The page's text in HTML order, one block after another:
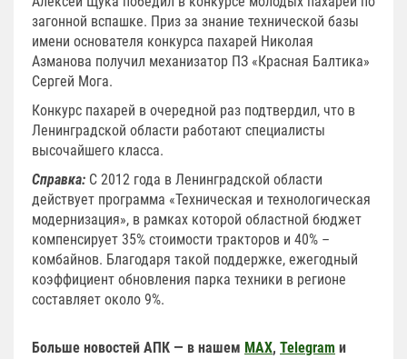
загонной вспашке. Приз за знание технической базы
имени основателя конкурса пахарей Николая
Азманова получил механизатор ПЗ «Красная Балтика»
Сергей Мога.
Конкурс пахарей в очередной раз подтвердил, что в
Ленинградской области работают специалисты
высочайшего класса.
Справка: С 2012 года в Ленинградской области
действует программа «Техническая и технологическая
модернизация», в рамках которой областной бюджет
компенсирует 35% стоимости тракторов и 40% –
комбайнов. Благодаря такой поддержке, ежегодный
коэффициент обновления парка техники в регионе
составляет около 9%.
Больше новостей АПК — в нашем MAX, Telegram и